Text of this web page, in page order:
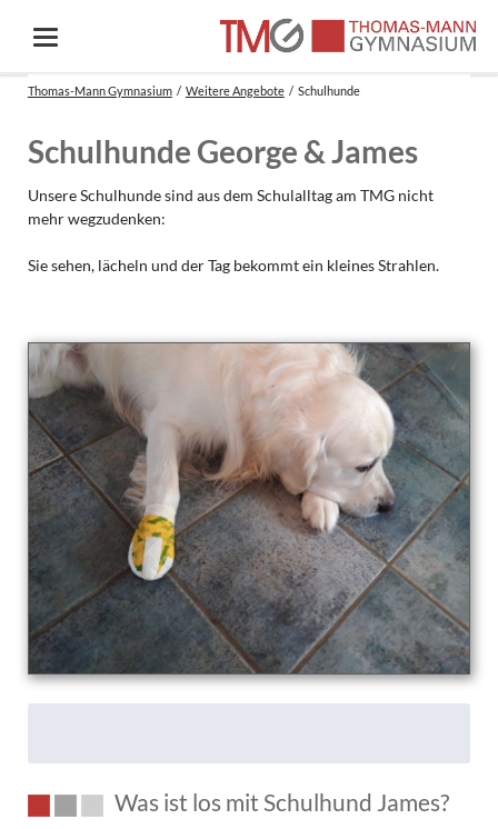
Thomas-Mann Gymnasium Weitere Angebote Schulhunde
Schulhunde George & James
Unsere Schulhunde sind aus dem Schulalltag am TMG nicht
mehr wegzudenken:
Sie sehen, lächeln und der Tag bekommt ein kleines Strahlen.
Was ist los mit Schulhund James?